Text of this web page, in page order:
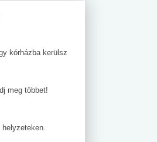
kórházba kerülsz
meg többet!